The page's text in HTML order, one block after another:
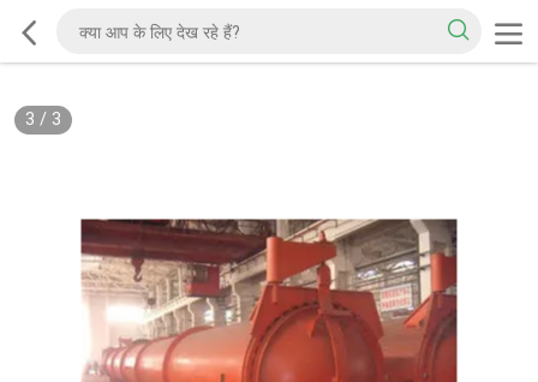
3 / 3